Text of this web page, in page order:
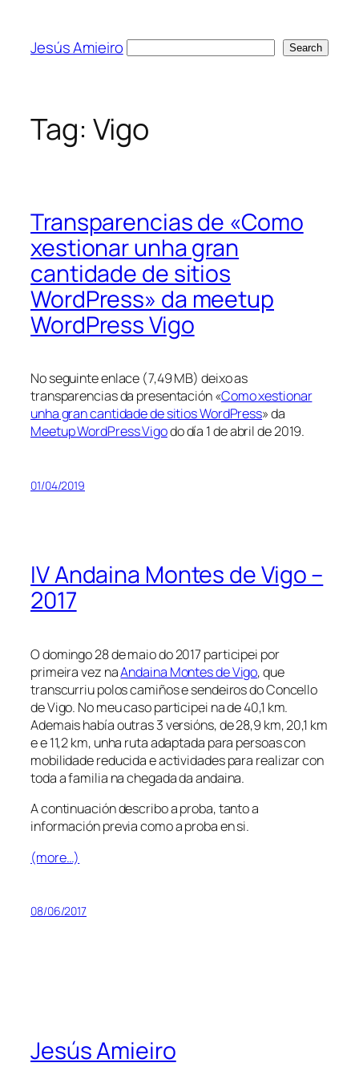
content
Jesús Amieiro Search
Tag: Vigo
Transparencias de «Como
xestionar unha gran
cantidade de sitios
WordPress» da meetup
WordPress Vigo
No seguinte enlace (7,49 MB) deixo as
transparencias da presentación «Como xestionar
unha gran cantidade de sitios WordPress» da
Meetup WordPress Vigodo día 1 de abril de 2019.
01/04/2019
IV Andaina Montes de Vigo –
2017
O domingo 28 de maio do 2017 participei por
primeira vez naAndaina Montes de Vigo, que
transcurriu polos camiños e sendeiros do Concello
de Vigo. No meu caso participei na de 40,1 km.
Ademais había outras 3 versións, de 28,9 km, 20,1 km
e e 11,2 km, unha ruta adaptada para persoas con
mobilidade reducida e actividades para realizar con
toda a familia na chegada da andaina.
A continuación describo a proba, tanto a
información previa como a proba en si.
(more…)
08/06/2017
Jesús Amieiro